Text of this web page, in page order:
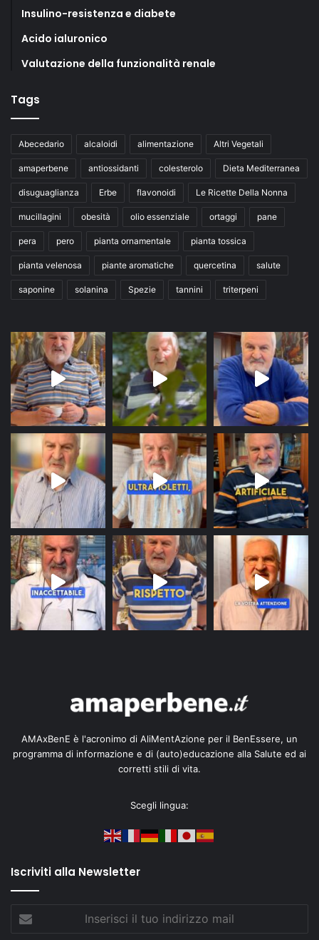
Insulino-resistenza e diabete
Acido ialuronico
Valutazione della funzionalità renale
Tags
Abecedario alcaloidi alimentazione Altri Vegetali
amaperbene antiossidanti colesterolo Dieta Mediterranea
disuguaglianza Erbe flavonoidi Le Ricette Della Nonna
mucillagini obesità olio essenziale ortaggi pane
pera pero pianta ornamentale pianta tossica
pianta velenosa piante aromatiche quercetina salute
saponine solanina Spezie tannini triterpeni
AMAxBenE è l'acronimo di AliMentAzione per il BenEssere, un
programma di informazione e di (auto)educazione alla Salute ed ai
corretti stili di vita.
Scegli lingua:
Iscriviti alla Newsletter